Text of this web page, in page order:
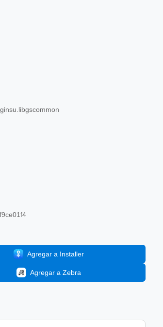
Agregar a Installer
Agregar a Zebra